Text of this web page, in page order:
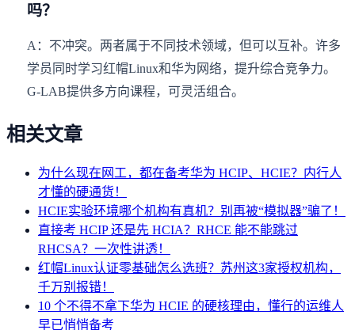
吗？
A：不冲突。两者属于不同技术领域，但可以互补。许多
学员同时学习红帽Linux和华为网络，提升综合竞争力。
G-LAB提供多方向课程，可灵活组合。
相关文章
为什么现在网工，都在备考华为 HCIP、HCIE？内行人
才懂的硬通货！
HCIE实验环境哪个机构有真机？别再被“模拟器”骗了！
直接考 HCIP 还是先 HCIA？RHCE 能不能跳过
RHCSA？一次性讲透！
红帽Linux认证零基础怎么选班？苏州这3家授权机构，
千万别报错！
10 个不得不拿下华为 HCIE 的硬核理由，懂行的运维人
早已悄悄备考